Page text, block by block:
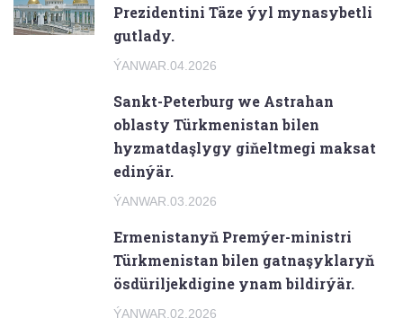
Prezidentini Täze ýyl mynasybetli
gutlady.
ÝANWAR.04.2026
Sankt-Peterburg we Astrahan
oblasty Türkmenistan bilen
hyzmatdaşlygy giňeltmegi maksat
edinýär.
ÝANWAR.03.2026
Ermenistanyň Premýer-ministri
Türkmenistan bilen gatnaşyklaryň
ösdüriljekdigine ynam bildirýär.
ÝANWAR.02.2026